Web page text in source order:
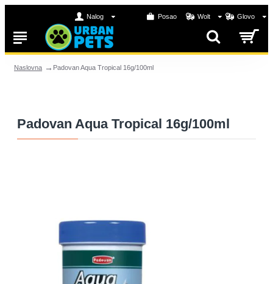
Nalog Posao Wolt Glovo
Naslovna Padovan Aqua Tropical 16g/100ml
Padovan Aqua Tropical 16g/100ml